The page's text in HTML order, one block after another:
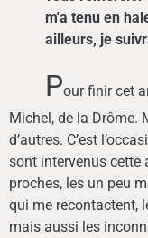
m'a tenu en
ailleurs, je
Pour finir cet
Michel, de la Drôme.
d’autres. C’est
sont intervenus cette
proches, les un peu
qui me recontactent,
mais aussi les